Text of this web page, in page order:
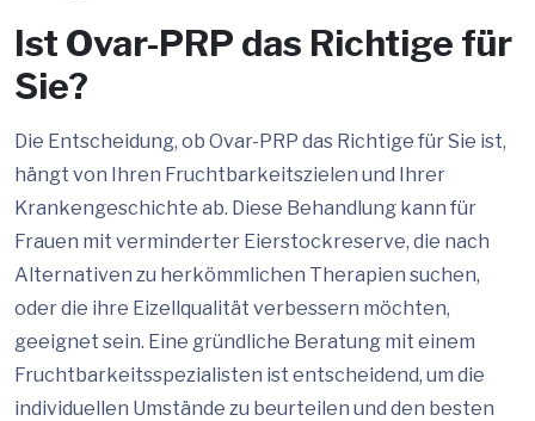
Ist Ovar-PRP das Richtige für
Sie?
Die Entscheidung, ob Ovar-PRP das Richtige für Sie ist,
hängt von Ihren Fruchtbarkeitszielen und Ihrer
Krankengeschichte ab. Diese Behandlung kann für
Frauen mit verminderter Eierstockreserve, die nach
Alternativen zu herkömmlichen Therapien suchen,
oder die ihre Eizellqualität verbessern möchten,
geeignet sein. Eine gründliche Beratung mit einem
Fruchtbarkeitsspezialisten ist entscheidend, um die
individuellen Umstände zu beurteilen und den besten